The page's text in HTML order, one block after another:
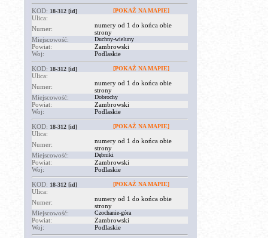
KOD: 18-312 [id] [POKAŻ NA MAPIE]
Ulica:
Numer:
numery od 1 do końca obie
strony
Miejscowość:
Duchny-wieluny
Powiat:
Zambrowski
Woj:
Podlaskie
KOD: 18-312 [id] [POKAŻ NA MAPIE]
Ulica:
Numer:
numery od 1 do końca obie
strony
Miejscowość:
Dobrochy
Powiat:
Zambrowski
Woj:
Podlaskie
KOD: 18-312 [id] [POKAŻ NA MAPIE]
Ulica:
Numer:
numery od 1 do końca obie
strony
Miejscowość:
Dębniki
Powiat:
Zambrowski
Woj:
Podlaskie
KOD: 18-312 [id] [POKAŻ NA MAPIE]
Ulica:
Numer:
numery od 1 do końca obie
strony
Miejscowość:
Czochanie-góra
Powiat:
Zambrowski
Woj:
Podlaskie